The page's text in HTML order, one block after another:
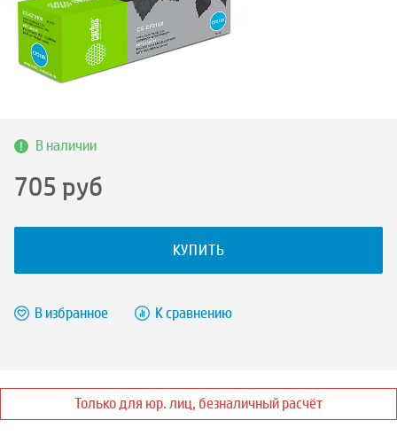
В наличии
705 руб
КУПИТЬ
В избранное К сравнению
Только для юр. лиц, безналичный расчёт